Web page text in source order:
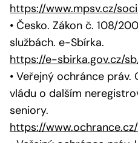
https://www.mpsv.cz/
• Česko. Zákon č. 108/
službách. e-Sbírka.
https://e-sbirka.gov.cz/
• Veřejný ochránce
vládu o dalším
seniory.
https://